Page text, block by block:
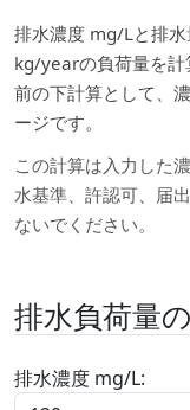
排水濃度 mg/Lと排
kg/yearの負荷量を計
前の下計算として、
ージです。
この計算は入力した
水基準、許認可、届
ないでください。
排水負荷量
排水濃度 mg/L: